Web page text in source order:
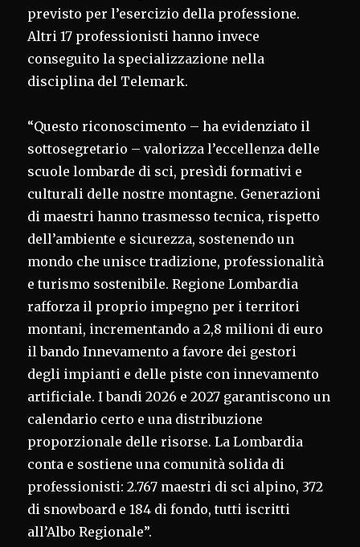
previsto per l’esercizio della professione.
Altri 17 professionisti hanno invece
conseguito la specializzazione nella
disciplina del Telemark.
“Questo riconoscimento – ha evidenziato il
sottosegretario – valorizza l’eccellenza delle
scuole lombarde di sci, presìdi formativi e
culturali delle nostre montagne. Generazioni
di maestri hanno trasmesso tecnica, rispetto
dell’ambiente e sicurezza, sostenendo un
mondo che unisce tradizione, professionalità
e turismo sostenibile. Regione Lombardia
rafforza il proprio impegno per i territori
montani, incrementando a 2,8 milioni di euro
il bando Innevamento a favore dei gestori
degli impianti e delle piste con innevamento
artificiale. I bandi 2026 e 2027 garantiscono un
calendario certo e una distribuzione
proporzionale delle risorse. La Lombardia
conta e sostiene una comunità solida di
professionisti: 2.767 maestri di sci alpino, 372
di snowboard e 184 di fondo, tutti iscritti
all’Albo Regionale”.